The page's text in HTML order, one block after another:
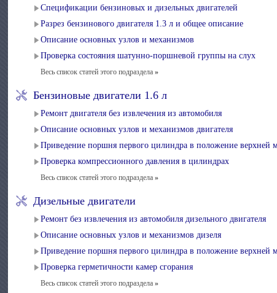
Спецификации бензиновых и дизельных двигателей
Разрез бензинового двигателя 1.3 л и общее описание
Описание основных узлов и механизмов
Проверка состояния шатунно-поршневой группы на слух
Весь список статей этого подраздела»
Бензиновые двигатели 1.6 л
Ремонт двигателя без извлечения из автомобиля
Описание основных узлов и механизмов двигателя
Приведение поршня первого цилиндра в положение верхней
Проверка компрессионного давления в цилиндрах
Весь список статей этого подраздела»
Дизельные двигатели
Ремонт без извлечения из автомобиля дизельного двигателя
Описание основных узлов и механизмов дизеля
Приведение поршня первого цилиндра в положение верхней
Проверка герметичности камер сгорания
Весь список статей этого подраздела»